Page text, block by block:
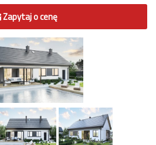
Zapytaj o cenę